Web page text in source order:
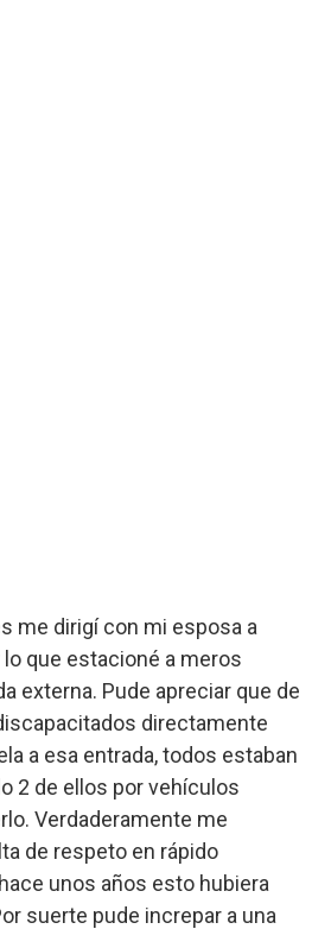
me dirigí con mi esposa a
que estacioné a meros
externa. Pude apreciar que de
directamente
a esa entrada, todos estaban
2 de ellos por vehículos
Verdaderamente me
de respeto en rápido
unos años esto hubiera
suerte pude increpar a una